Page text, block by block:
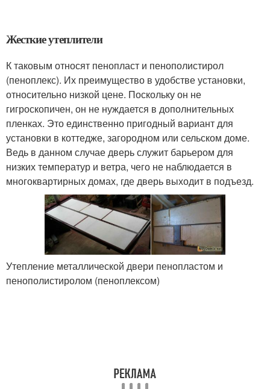
Жесткие утеплители
К таковым относят пенопласт и пенополистирол
(пеноплекс). Их преимущество в удобстве установки,
относительно низкой цене. Поскольку он не
гигроскопичен, он не нуждается в дополнительных
пленках. Это единственно пригодный вариант для
установки в коттедже, загородном или сельском доме.
Ведь в данном случае дверь служит барьером для
низких температур и ветра, чего не наблюдается в
многоквартирных домах, где дверь выходит в подъезд.
Утепление металлической двери пенопластом и
пенополистиролом (пеноплексом)